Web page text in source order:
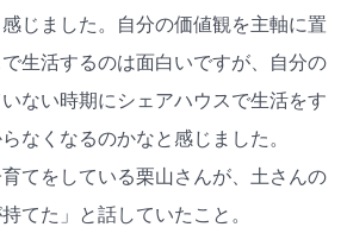
じました。自分の価値観を主軸に置
生活するのは面白いですが、自分の
ない時期にシェアハウスで生活をす
なくなるのかなと感じました。
育てをしている栗山さんが、土さんの
てた」と話していたこと。